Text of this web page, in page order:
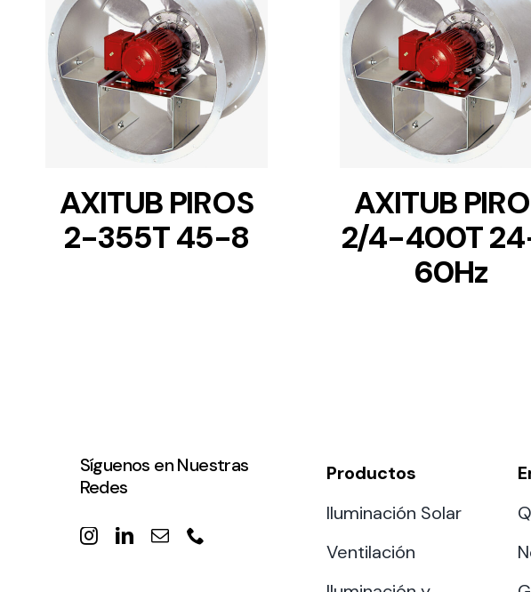
DETAILS
AXITUB PIROS
2-355T 45-8
DETAILS
AXITUB
2/4-400T
60Hz
Síguenos en Nuestras
Redes
Productos
Iluminación Solar
Ventilación